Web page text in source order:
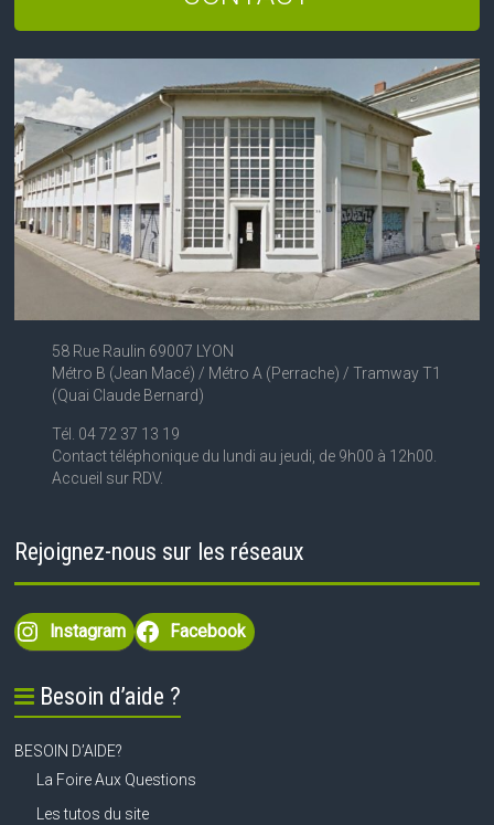
58 Rue Raulin 69007 LYON
Métro B (Jean Macé) / Métro A (Perrache) / Tramway T1
(Quai Claude Bernard)
Tél. 04 72 37 13 19
Contact téléphonique du lundi au jeudi, de 9h00 à 12h00.
Accueil sur RDV.
Rejoignez-nous sur les réseaux
Instagram Facebook
Besoin d’aide ?
BESOIN D’AIDE?
La Foire Aux Questions
Les tutos du site